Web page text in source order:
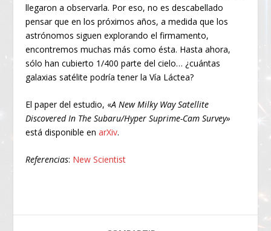
llegaron a observarla. Por eso, no es descabellado
pensar que en los próximos años, a medida que los
astrónomos siguen explorando el firmamento,
encontremos muchas más como ésta. Hasta ahora,
sólo han cubierto 1/400 parte del cielo… ¿cuántas
galaxias satélite podría tener la Vía Láctea?
El paper del estudio, «A New Milky Way Satellite
Discovered In The Subaru/Hyper Suprime-Cam Survey»
está disponible enarXiv.
Referencias: New Scientist